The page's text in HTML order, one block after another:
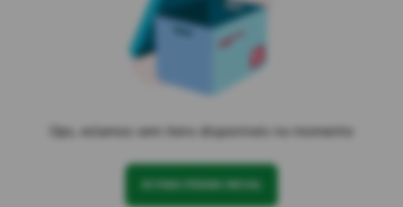
Ops, estamos sem itens disponíveis no momento
IR PARA PÁGINA INICIAL